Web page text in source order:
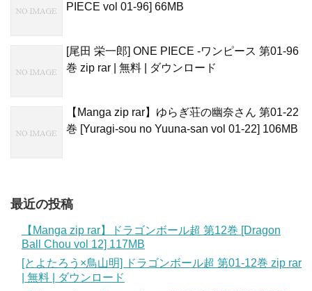
PIECE vol 01-96] 66MB
[尾田 栄一郎] ONE PIECE -ワンピース 第01-96
巻 zip rar | 無料 | ダウンロード
【Manga zip rar】ゆらぎ荘の幽奈さん 第01-22
巻 [Yuragi-sou no Yuuna-san vol 01-22] 106MB
最近の投稿
【Manga zip rar】ドラゴンボール超 第12巻 [Dragon
Ball Chou vol 12] 117MB
[とよたろう×鳥山明] ドラゴンボール超 第01-12巻 zip rar
| 無料 | ダウンロード